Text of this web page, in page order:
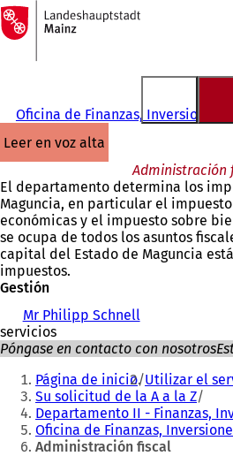
Saltar al contenido
A
la
página
Oficina de Finanzas, Inversiones
leer en voz alta
Administración
El departamento determina los
Maguncia, en particular el
económicas y el impuesto sobre
se ocupa de todos los asuntos
capital del Estado de Maguncia
impuestos.
Gestión
Mr Philipp Schnell
servicios
Póngase en contacto con nosotros
Estás
aquí:
Página de inicio Utilizar el
Su solicitud de la A a la Z
Departamento II - Finanzas,
Oficina de Finanzas,
Administración fiscal